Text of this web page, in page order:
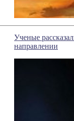
Ученые
направлении